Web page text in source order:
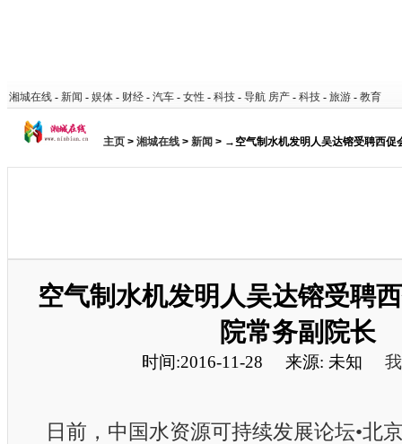
湘城在线 - 新闻 - 娱体 - 财经 - 汽车 - 女性 - 科技 - 导航 房产 - 科技 - 旅游 - 教育
主页 > 湘城在线 > 新闻 > →空气制水机发明人吴达镕受聘西促
空气制水机发明人吴达镕受聘
院常务副院长
时间:2016-11-28 来源: 未知
日前，中国水资源可持续发展论坛•北